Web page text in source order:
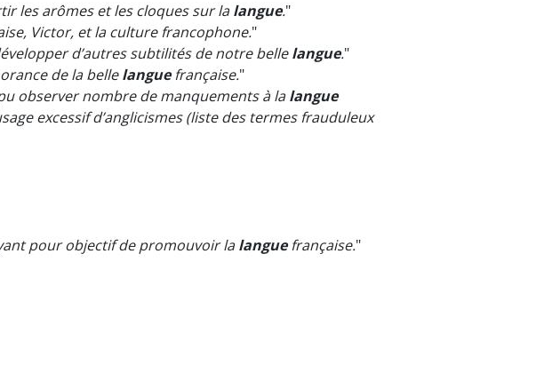
les arômes et les cloques sur lalangue."
Victor, et la culture francophone."
d’autres subtilités de notre bellelangue."
de la bellelanguefrançaise."
observer nombre de manquements à lalangue
excessif d’anglicismes (liste des termes frauduleux
pour objectif de promouvoir lalanguefrançaise."